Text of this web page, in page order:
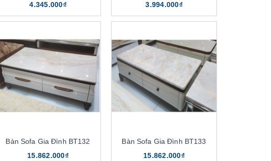
4.345.000₫
3.994.000₫
Bàn Sofa Gia Đình BT132
15.862.000₫
Bàn Sofa Gia Đình BT133
15.862.000₫